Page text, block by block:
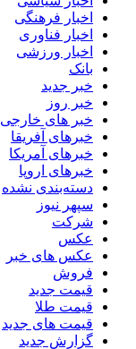
اخبار فرهنگی
اخبار فناوری
اخبار ورزشی
بانک
خبر جدید
خبر روز
خبر های خارجی
خبرهای آفریقا
خبرهای آمریکا
خبرهای اروپا
دسته‌بندی نشده
سپهر نیوز
شرکت
عکس
عکس های خبر
فروش
قیمت جدید
قیمت طلا
قیمت های جدید
گزارش جدید